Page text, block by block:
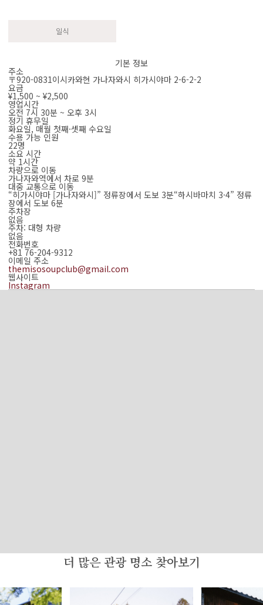
일식
기본 정보
주소
〒920-0831이시카와현 가나자와시 히가시야마 2-6-2-2
요금
¥1,500 ~ ¥2,500
영업시간
오전 7시 30분 ~ 오후 3시
정기 휴무일
화요일, 매월 첫째·셋째 수요일
수용 가능 인원
22명
소요 시간
약 1시간
차량으로 이동
가나자와역에서 차로 9분
대중 교통으로 이동
“히가시야마 [가나자와시]” 정류장에서 도보 3분“하시바마치 3·4” 정류
장에서 도보 6분
주차장
없음
주차: 대형 차량
없음
전화번호
+81 76-204-9312
이메일 주소
themisosoupclub@gmail.com
웹사이트
Instagram
더 많은 관광 명소 찾아보기